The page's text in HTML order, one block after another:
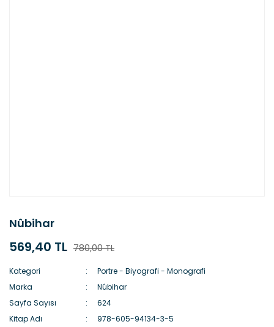
Nûbihar
569,40 TL 780,00 TL
Kategori
Portre - Biyografi - Monografi
Marka
Nûbihar
Sayfa Sayısı
624
Kitap Adı
978-605-94134-3-5